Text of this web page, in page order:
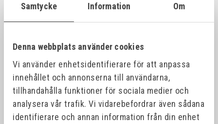
Samtycke Information Om
Denna webbplats använder cookies
Vi använder enhetsidentifierare för att anpassa
innehållet och annonserna till användarna,
tillhandahålla funktioner för sociala medier och
analysera vår trafik. Vi vidarebefordrar även sådana
identifierare och annan information från din enhet
Kombineras med